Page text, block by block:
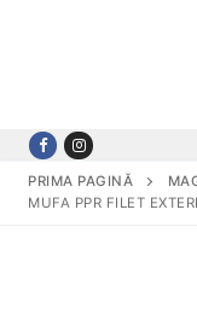
PRIMA PAGINĂ
MUFA PPR FILET